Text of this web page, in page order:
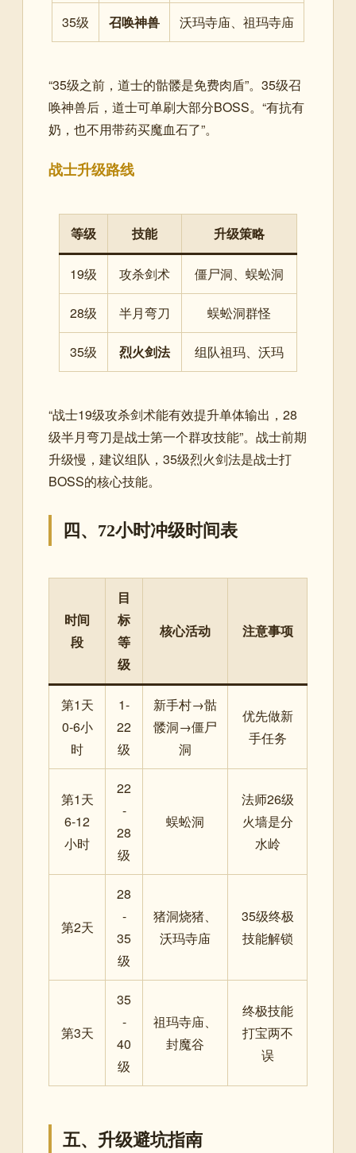
35级 召唤神兽 沃玛寺庙、祖玛寺庙
“35级之前，道士的骷髅是免费肉盾”。35级召
唤神兽后，道士可单刷大部分BOSS。“有抗有
奶，也不用带药买魔血石了”。
战士升级路线
等级 技能 升级策略
19级 攻杀剑术 僵尸洞、蜈蚣洞
28级 半月弯刀 蜈蚣洞群怪
35级 烈火剑法 组队祖玛、沃玛
“战士19级攻杀剑术能有效提升单体输出，28
级半月弯刀是战士第一个群攻技能”。战士前期
升级慢，建议组队，35级烈火剑法是战士打
BOSS的核心技能。
四、72小时冲级时间表
时间
段
目
标
等
级
核心活动 注意事项
第1天
0-6小
时
1-
22
级
新手村→骷
髅洞→僵尸
洞
优先做新
手任务
第1天
6-12
小时
22
-
28
级
蜈蚣洞
法师26级
火墙是分
水岭
第2天
28
-
35
级
猪洞烧猪、
沃玛寺庙
35级终极
技能解锁
第3天
35
-
40
级
祖玛寺庙、
封魔谷
终极技能
打宝两不
误
五、升级避坑指南